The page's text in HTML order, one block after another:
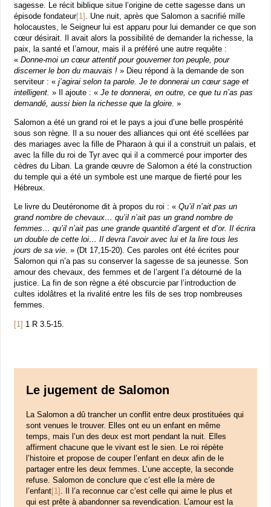
sagesse. Le récit biblique situe l’origine de cette sagesse dans un
épisode fondateur[1] . Une nuit, après que Salomon a sacrifié mille
holocaustes, le Seigneur lui est apparu pour lui demander ce que son
cœur désirait. Il avait alors la possibilité de demander la richesse, la
paix, la santé et l’amour, mais il a préféré une autre requête :
«Donne-moi un cœur attentif pour gouverner ton peuple, pour
discerner le bon du mauvais !» Dieu répond à la demande de son
serviteur : «j’agirai selon ta parole. Je te donnerai un cœur sage et
intelligent. » Il ajoute : «Je te donnerai, en outre, ce que tu n’as pas
demandé, aussi bien la richesse que la gloire. »
Salomon a été un grand roi et le pays a joui d’une belle prospérité
sous son règne. Il a su nouer des alliances qui ont été scellées par
des mariages avec la fille de Pharaon à qui il a construit un palais, et
avec la fille du roi de Tyr avec qui il a commercé pour importer des
cèdres du Liban. La grande œuvre de Salomon a été la construction
du temple qui a été un symbole est une marque de fierté pour les
Hébreux.
Le livre du Deutéronome dit à propos du roi : «Qu’il n’ait pas un
grand nombre de chevaux… qu’il n’ait pas un grand nombre de
femmes… qu’il n’ait pas une grande quantité d’argent et d’or. Il écrira
un double de cette loi… Il devra l’avoir avec lui et la lire tous les
jours de sa vie. » (Dt 17,15-20). Ces paroles ont été écrites pour
Salomon qui n’a pas su conserver la sagesse de sa jeunesse. Son
amour des chevaux, des femmes et de l’argent l’a détourné de la
justice. La fin de son règne a été obscurcie par l’introduction de
cultes idolâtres et la rivalité entre les fils de ses trop nombreuses
femmes.
[1] 1 R 3.5-15.
Le jugement de Salomon
La Salomon a dû trancher un conflit entre deux prostituées qui
sont venues le trouver. Elles ont eu un enfant en même
temps, mais l’un des deux est mort pendant la nuit. Elles
affirment chacune que le vivant est le sien. Le roi répète
l’histoire et propose de couper l’enfant en deux afin de le
partager entre les deux femmes. L’une accepte, la seconde
refuse. Salomon de conclure que c’est elle la mère de
l’enfant[1]
. Il l’a reconnue car c’est celle qui aime le plus et
qui est prête à abandonner sa revendication. L’amour est la